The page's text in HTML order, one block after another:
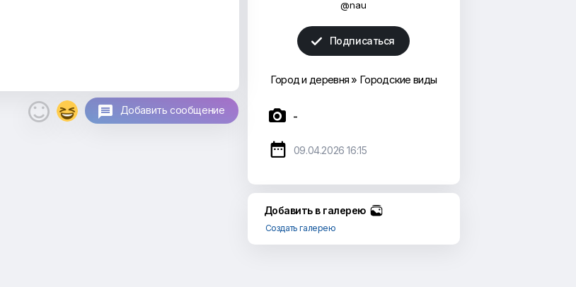
 Добавить сообщение
@nau
 Подписаться
Город и деревня» Городские виды
 -
 09.04.2026 16:15
Добавить в галерею
Создать галерею